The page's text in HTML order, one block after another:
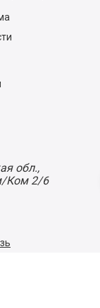
обл.,
Ком 2/6